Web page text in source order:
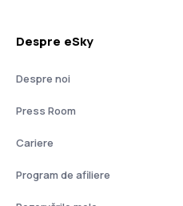
Despre eSky
Despre noi
Press Room
Cariere
Program de afiliere